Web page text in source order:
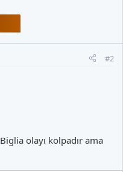
#2
Biglia olayı kolpadır ama